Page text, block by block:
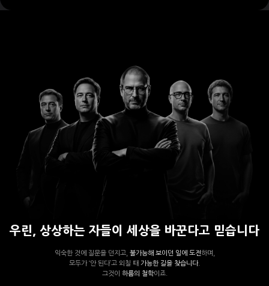
우린, 상상하는 자들이 세상을 바꾼다고 믿습니다
익숙한 것에 질문을 던지고, 불가능해 보이던 일에 도전하며,
모두가 ‘안 된다’고 외칠 때 가능한 길을 찾습니다.
그것이 하룹의 철학이죠.